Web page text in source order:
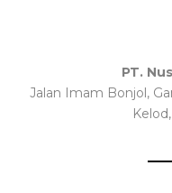
PT.
Jalan Imam Bonjol,